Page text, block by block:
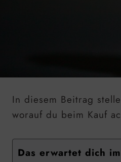
In diesem Beitrag
worauf du beim Kauf
Das erwartet dich